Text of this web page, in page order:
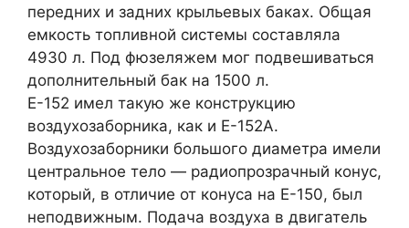
передних и задних крыльевых баках. Общая
емкость топливной системы составляла
4930 л. Под фюзеляжем мог подвешиваться
дополнительный бак на 1500 л.
Е-152 имел такую же конструкцию
воздухозаборника, как и Е-152А.
Воздухозаборники большого диаметра имели
центральное тело — радиопрозрачный конус,
который, в отличие от конуса на Е-150, был
неподвижным. Подача воздуха в двигатель